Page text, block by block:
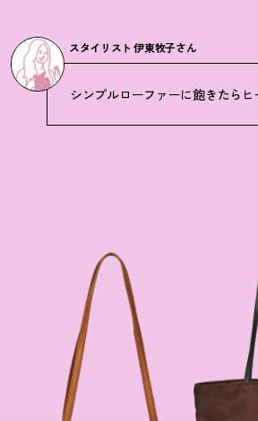
スタイリスト 伊東牧子さん
シンプルローファーに飽きたらヒ